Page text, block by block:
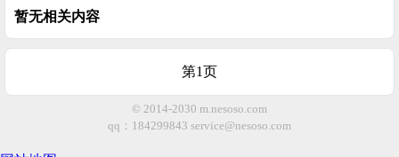
暂无相关内容
第1页
© 2014-2030 m.nesoso.com
qq：184299843 service@nesoso.com